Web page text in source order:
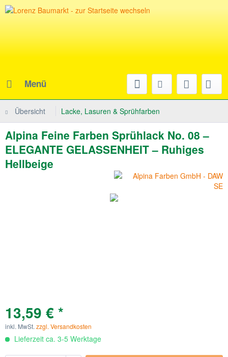
Menü
Übersicht Lacke, Lasuren & Sprühfarben
Alpina Feine Farben Sprühlack No. 08 –
ELEGANTE GELASSENHEIT – Ruhiges
Hellbeige
13,59 € *
inkl. MwSt. zzgl. Versandkosten
Lieferzeit ca. 3-5 Werktage